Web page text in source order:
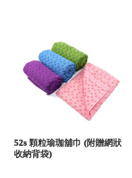
52s 顆粒瑜珈舖巾 (附贈網狀
收納背袋)